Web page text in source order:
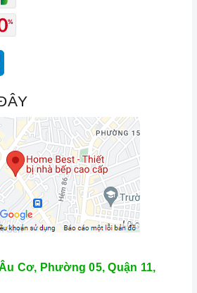
Cơ, Phường 05, Quận 11,